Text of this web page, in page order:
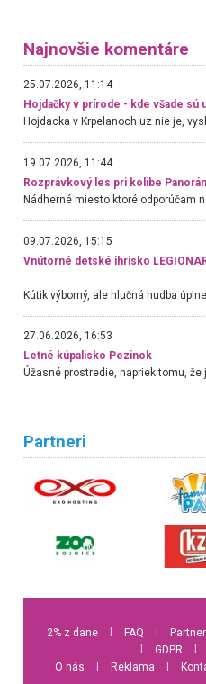
Najnovšie komentáre
25.07.2026, 11:14
Hojdačky v prírode - kde všade sú
19.07.2026, 11:44
Rozprávkový les pri kolibe
09.07.2026, 15:15
Vnútorné detské ihrisko
27.06.2026, 16:53
Letné kúpalisko Pezinok
Partneri
2% z dane FAQ
GDPR
O nás
Reklama